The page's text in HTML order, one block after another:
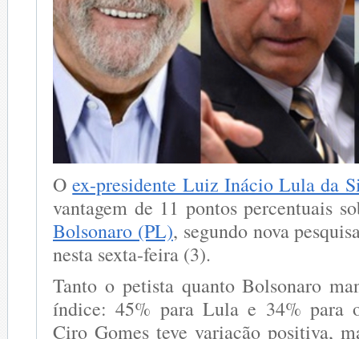
Oex-presidente Luiz Inácio Lula da
vantagem de 11 pontos percentuais
Bolsonaro (PL), segundo nova
nesta sexta-feira (3).
Tanto o petista quanto Bolsonaro
índice: 45% para Lula e 34% para
Ciro Gomes teve variação positiva,